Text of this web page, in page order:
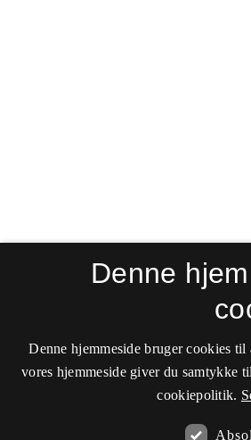
Denne
Denne hjemmeside bruger cookies
vores hjemmeside giver du samtykke
cookiepolitik.